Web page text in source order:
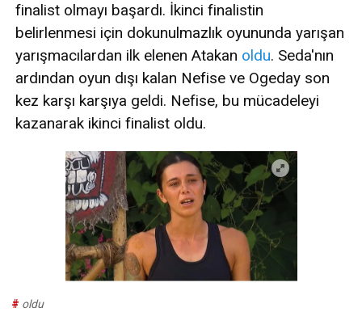
finalist olmayı başardı. İkinci finalistin
belirlenmesi için dokunulmazlık oyununda yarışan
yarışmacılardan ilk elenen Atakan oldu. Seda'nın
ardından oyun dışı kalan Nefise ve Ogeday son
kez karşı karşıya geldi. Nefise, bu mücadeleyi
kazanarak ikinci finalist oldu.
# oldu